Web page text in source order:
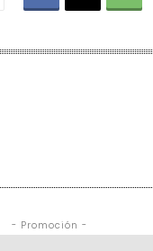
- Promoción -